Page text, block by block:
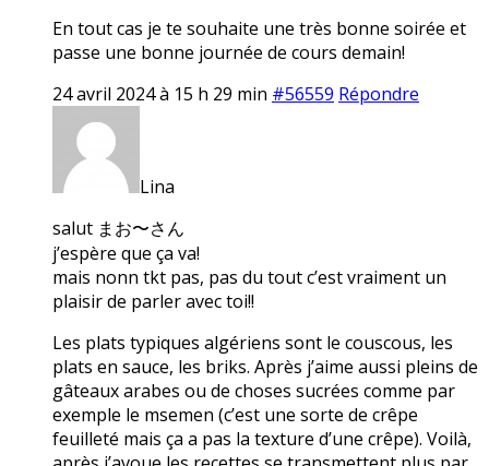
En tout cas je te souhaite une très bonne soirée et
passe une bonne journée de cours demain!
24 avril 2024 à 15 h 29 min #56559 Répondre
Lina
salut まお〜さん
j’espère que ça va!
mais nonn tkt pas, pas du tout c’est vraiment un
plaisir de parler avec toi!!
Les plats typiques algériens sont le couscous, les
plats en sauce, les briks. Après j’aime aussi pleins de
gâteaux arabes ou de choses sucrées comme par
exemple le msemen (c’est une sorte de crêpe
feuilleté mais ça a pas la texture d’une crêpe). Voilà,